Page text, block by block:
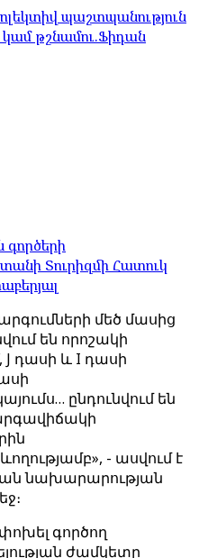
պաշտպանություն
թշնամու.Ֆիդան
գործերի
Տուրիզմի Հատուկ
մեծ մասից
են որոշակի
դասի և I դասի
ընդունվում են
- ասվում է
նախարարության
գործող
ժամկետը